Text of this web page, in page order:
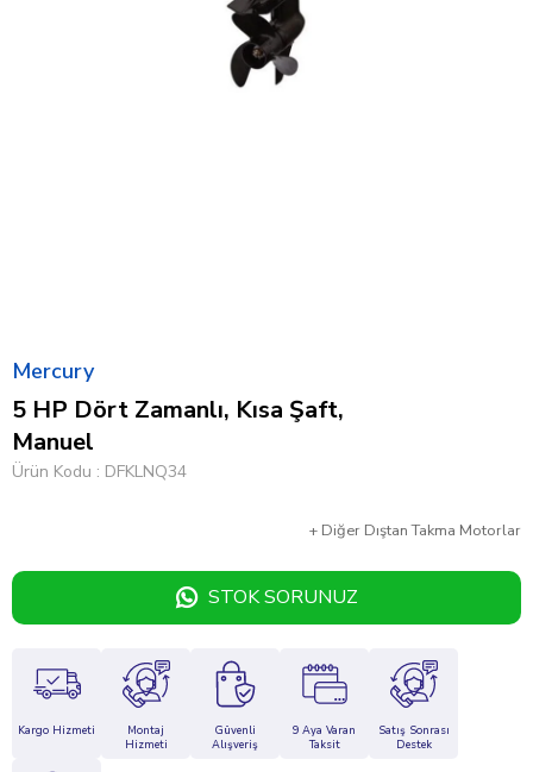
Mercury
5 HP Dört Zamanlı, Kısa Şaft,
Manuel
Ürün Kodu DFKLNQ34
+ Diğer Dıştan Takma Motorlar
STOK SORUNUZ
Kargo Hizmeti
Montaj
Hizmeti
Güvenli
Alışveriş
9 Aya Varan
Taksit
Satış Sonrası
Destek